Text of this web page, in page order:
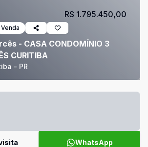
Venda
- CASA CONDOMÍNIO 3
CURITIBA
- PR
R$ 1.795.450,00
WhatsApp